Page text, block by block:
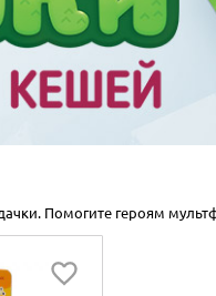
Помогите героям